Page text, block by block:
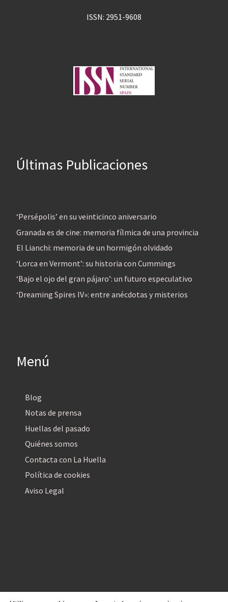
ISSN: 2951-9608
Últimas Publicaciones
‘Persépolis’ en su veinticinco aniversario
Granada es de cine: memoria fílmica de una provincia
El Lianchi: memoria de un hormigón olvidado
‘Lorca en Vermont’: su historia con Cummings
‘Bajo el ojo del gran pájaro’: un futuro especulativo
‘Dreaming Spires IV»: entre anécdotas y misterios
Menú
Blog
Notas de prensa
Huellas del pasado
Quiénes somos
Contacta con La Huella
Política de cookies
Aviso Legal